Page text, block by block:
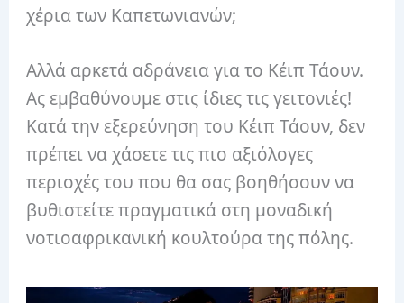
χέρια των Καπετωνιανών;
Αλλά αρκετά αδράνεια για το Κέιπ Τάουν.
Ας εμβαθύνουμε στις ίδιες τις γειτονιές!
Κατά την εξερεύνηση του Κέιπ Τάουν, δεν
πρέπει να χάσετε τις πιο αξιόλογες
περιοχές του που θα σας βοηθήσουν να
βυθιστείτε πραγματικά στη μοναδική
νοτιοαφρικανική κουλτούρα της πόλης.